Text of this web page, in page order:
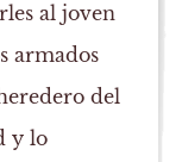
al joven
armados
del
y lo